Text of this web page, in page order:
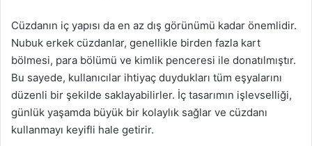
Cüzdanın iç yapısı da en az dış görünümü kadar önemlidir.
Nubuk erkek cüzdanlar, genellikle birden fazla kart
bölmesi, para bölümü ve kimlik penceresi ile donatılmıştır.
Bu sayede, kullanıcılar ihtiyaç duydukları tüm eşyalarını
düzenli bir şekilde saklayabilirler. İç tasarımın işlevselliği,
günlük yaşamda büyük bir kolaylık sağlar ve cüzdanı
kullanmayı keyifli hale getirir.